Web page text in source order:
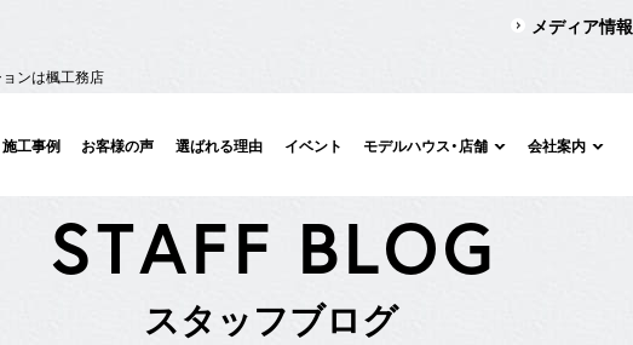
ョンは楓工務店
施工事例 お客様の声 選ばれる理由 イベント モデルハウス・店舗 会社案内
メディア情報
STAFF BLOG
スタッフブログ